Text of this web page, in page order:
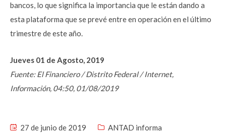
bancos, lo que significa la importancia que le están dando a
esta plataforma que se prevé entre en operación en el último
trimestre de este año.
Jueves 01 de Agosto, 2019
Fuente: El Financiero / Distrito Federal / Internet,
Información, 04:50, 01/08/2019
27 de junio de 2019 ANTAD informa